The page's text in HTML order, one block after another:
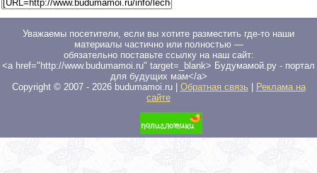
Уважаемы посетители, если вы хотите разместить где-то наши
материалы частично или полностью —
обязательно поставьте ссылку на наш сайт:
<a href="http://www.budumamoi.ru" target=_blank> Будумамой.ру - портал
для будущих мам</a>
Copyright © 2007 - 2026budumamoi.ru | Обратная связь
Реклама на
сайте